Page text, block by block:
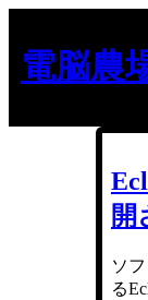
を
ス
ッ
電脳農
開
ソ
る